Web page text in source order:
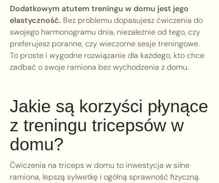
Dodatkowym atutem treningu w domu jest jego
elastyczność. Bez problemu dopasujesz ćwiczenia do
swojego harmonogramu dnia, niezależnie od tego, czy
preferujesz poranne, czy wieczorne sesje treningowe.
To proste i wygodne rozwiązanie dla każdego, kto chce
zadbać o swoje ramiona bez wychodzenia z domu.
Jakie są korzyści płynące
z treningu tricepsów w
domu?
Ćwiczenia na triceps w domu to inwestycja w silne
ramiona, lepszą sylwetkę i ogólną sprawność fizyczną.